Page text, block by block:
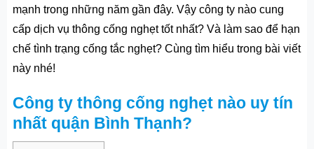
mạnh trong những năm gần đây. Vậy công ty nào cung
cấp dịch vụ thông cống nghẹt tốt nhất? Và làm sao để hạn
chế tình trạng cống tắc nghẹt? Cùng tìm hiểu trong bài viết
này nhé!
Công ty thông cống nghẹt nào uy tín
nhất quận Bình Thạnh?